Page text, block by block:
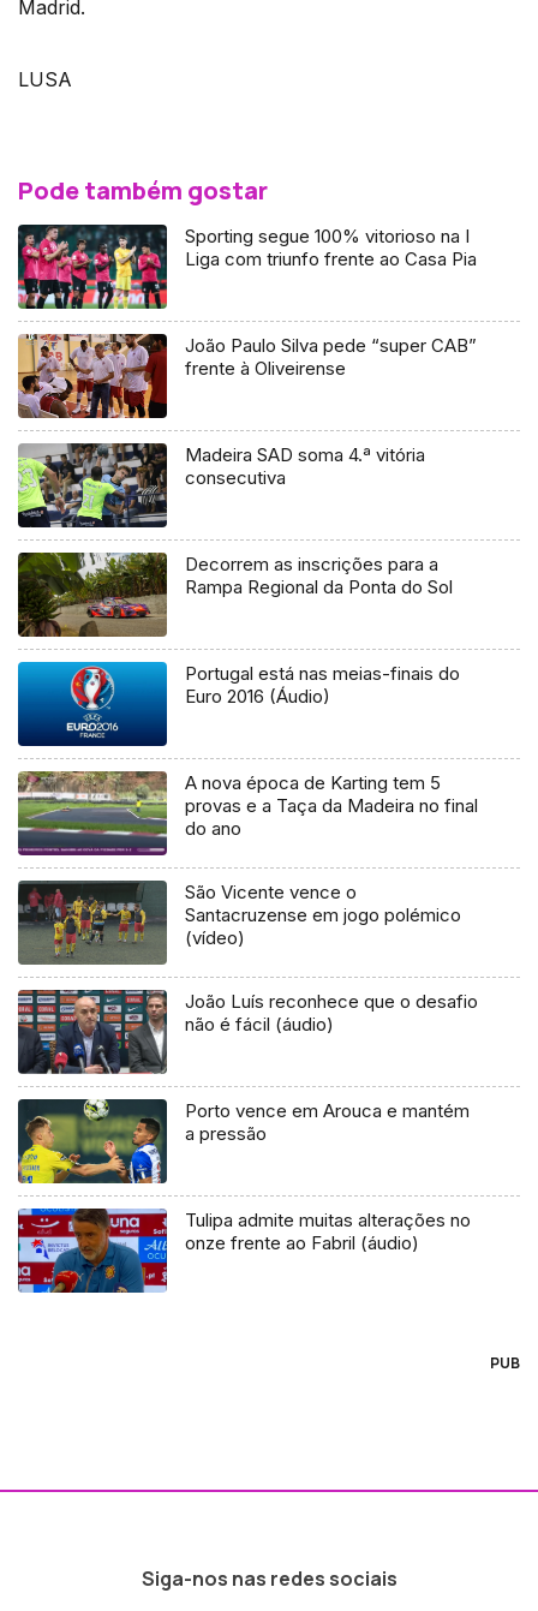
Madrid.
LUSA
Pode também gostar
Sporting segue 100% vitorioso na I
Liga com triunfo frente ao Casa Pia
João Paulo Silva pede “super CAB”
frente à Oliveirense
Madeira SAD soma 4.ª vitória
consecutiva
Decorrem as inscrições para a
Rampa Regional da Ponta do Sol
Portugal está nas meias-finais do
Euro 2016 (Áudio)
A nova época de Karting tem 5
provas e a Taça da Madeira no final
do ano
São Vicente vence o
Santacruzense em jogo polémico
(vídeo)
João Luís reconhece que o desafio
não é fácil (áudio)
Porto vence em Arouca e mantém
a pressão
Tulipa admite muitas alterações no
onze frente ao Fabril (áudio)
PUB
Siga-nos nas redes sociais